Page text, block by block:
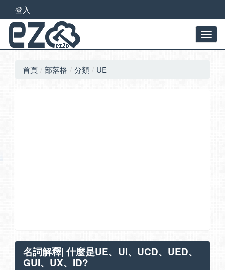
登入
首頁 部落格 分類 UE
名詞解釋| 什麼是UE、UI、UCD、UED、
GUI、UX、ID?